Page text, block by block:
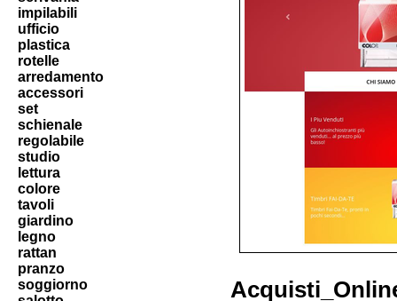
impilabili
ufficio
plastica
rotelle
arredamento
accessori
set
schienale
regolabile
studio
lettura
colore
tavoli
giardino
legno
rattan
pranzo
soggiorno